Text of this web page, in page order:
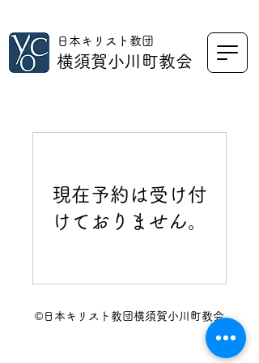
横須賀小川町教会
日本キリスト教団
現在予約は受け付
けておりません。
©日本キリスト教団横須賀小川町教会